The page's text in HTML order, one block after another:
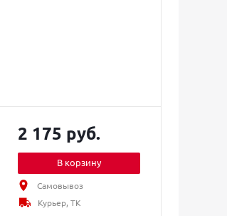
2 175 руб.
В корзину
Самовывоз
Курьер, ТК